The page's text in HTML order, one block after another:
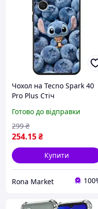
Чохол на Tecno Spark 40
Pro Plus Стіч
Готово до відправки
254.15₴
299 ₴
Купити
Rona Market